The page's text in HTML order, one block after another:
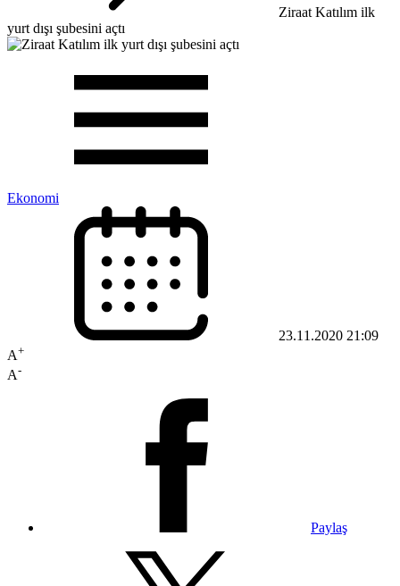
Ziraat Katılım ilk
yurt dışı şubesini açtı
Ekonomi
23.11.2020 21:09
A+
A-
Paylaş